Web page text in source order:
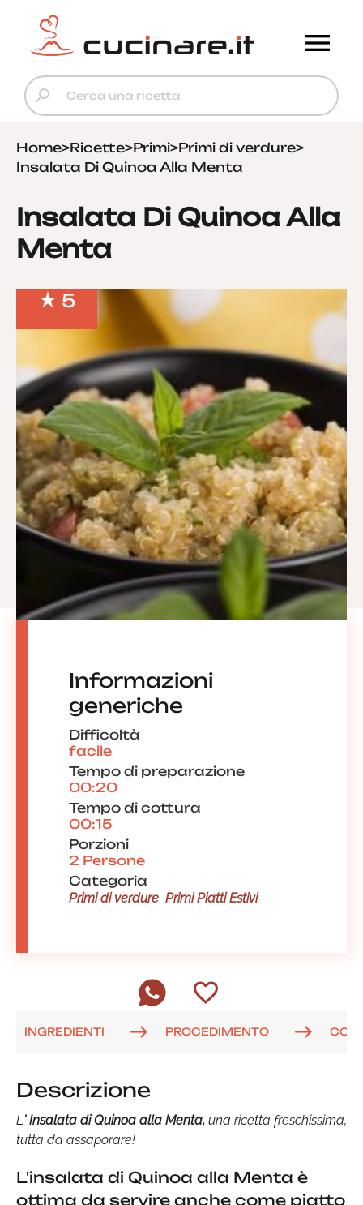
Home>Ricette>Primi>Primi di verdure>
Insalata Di Quinoa Alla Menta
Insalata Di Quinoa Alla
Menta
5
Informazioni
generiche
Difficoltà
facile
Tempo di preparazione
00:20
Tempo di cottura
00:15
Porzioni
2 Persone
Categoria
Primi di verdure Primi Piatti Estivi
INGREDIENTI PROCEDIMENTO
Descrizione
L' Insalata di Quinoa alla Menta, una ricetta freschissima,
tutta da assaporare!
L'insalata di Quinoa alla Menta è
ottima da servire anche come piatto